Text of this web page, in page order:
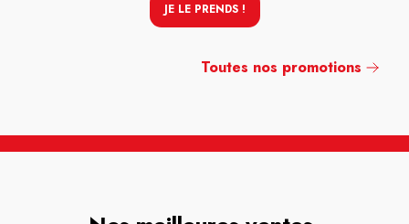
JE LE PRENDS !
Toutes nos promotions